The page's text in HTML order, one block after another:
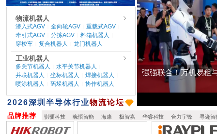
物流机器人
潜入式AGV 全向轮AGV 重载式AGV
牵引式AGV 分拣AGV 料箱机器人
穿梭车 复合机器人 龙门机器人
工业机器人
多关节机器人 水平关节机器人
并联机器人 坐标机器人 焊接机器人
喷涂机器人 码垛机器人 协作机器人
​2026深圳半导体行业物流论坛
骐骊科技 晓悟智能 海康 极智嘉 华睿科技 合力宇锋 寻迹智
品牌推荐